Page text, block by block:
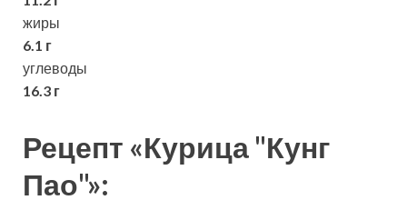
жиры
6.1 г
углеводы
16.3 г
Рецепт «Курица "Кунг
Пао"»: